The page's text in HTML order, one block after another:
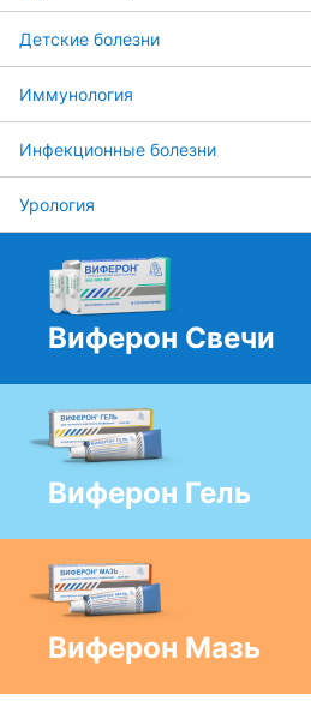
Детские болезни
Иммунология
Инфекционные болезни
Урология
Виферон Свечи
Виферон Гель
Виферон Мазь